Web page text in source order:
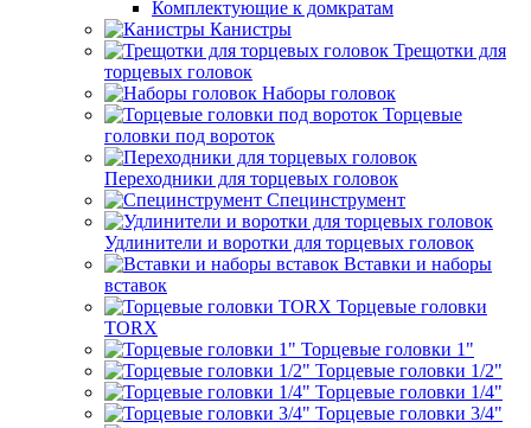
Комплектующие к домкратам
Канистры
Трещотки для
торцевых головок
Наборы головок
Торцевые
головки под вороток
Переходники для торцевых головок
Специнструмент
Удлинители и воротки для торцевых головок
Вставки и наборы
вставок
Торцевые головки
TORX
Торцевые головки 1"
Торцевые головки 1/2"
Торцевые головки 1/4"
Торцевые головки 3/4"